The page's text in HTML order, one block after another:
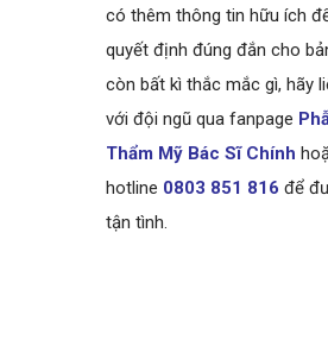
có thêm thông tin hữu ích
quyết định đúng đắn cho
còn bất kì thắc mắc gì, hãy
với đội ngũ qua fanpage
Thẩm Mỹ Bác Sĩ Chính
hotline 0803 851 816 để
tận tình.